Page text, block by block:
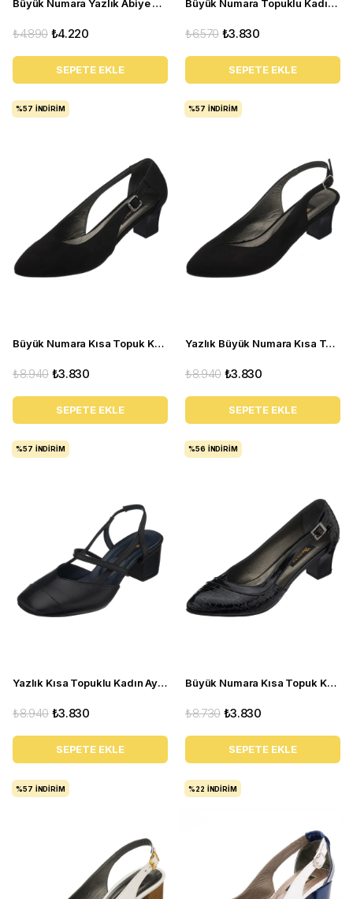
Büyük Numara Yazlık Abiye Stiletto Ayakkabı 17428 siyaha
₺4.220
₺4.890
SEPETE EKLE
Büyük Numara Topuklu Kadın Ayakkabı KDR1207 Vizon
₺3.830
₺6.570
SEPETE EKLE
Büyük Numara Kısa Topuk Kadın Ayakkabı LTF00121 Siyah
₺3.830
₺8.940
SEPETE EKLE
%57 İNDIRIM
Yazlık Büyük Numara Kısa Topuk Kadın Ayakkabı LTF00131 Siyah
₺3.830
₺8.940
SEPETE EKLE
%57 İNDIRIM
Yazlık Kısa Topuklu Kadın Ayakkabı LTF00141 Siyah
₺3.830
₺8.940
SEPETE EKLE
%57 İNDIRIM
Büyük Numara Kısa Topuk Kadın Ayakkabı LTF00151 siyah
₺3.830
₺8.730
SEPETE EKLE
%56 İNDIRIM
%57 İNDIRIM %22 İNDIRIM